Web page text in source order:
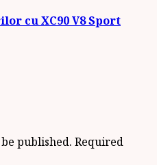
cu XC90 V8 Sport
published. Required